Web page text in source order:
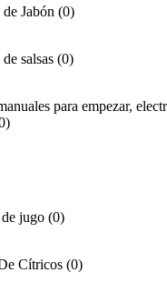
Jabón (0)
salsas (0)
para empezar,
)
jugo (0)
Cítricos (0)